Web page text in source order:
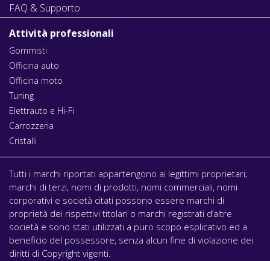
FAQ & Supporto
Attività professionali
Gommisti
Officina auto
Officina moto
Tuning
Elettrauto e Hi-Fi
Carrozzeria
Cristalli
Tutti i marchi riportati appartengono ai legittimi proprietari;
marchi di terzi, nomi di prodotti, nomi commerciali, nomi
corporativi e società citati possono essere marchi di
proprietà dei rispettivi titolari o marchi registrati d’altre
società e sono stati utilizzati a puro scopo esplicativo ed a
beneficio del possessore, senza alcun fine di violazione dei
diritti di Copyright vigenti.